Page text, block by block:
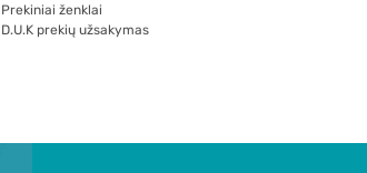
Prekiniai ženklai
D.U.K prekių užsakymas